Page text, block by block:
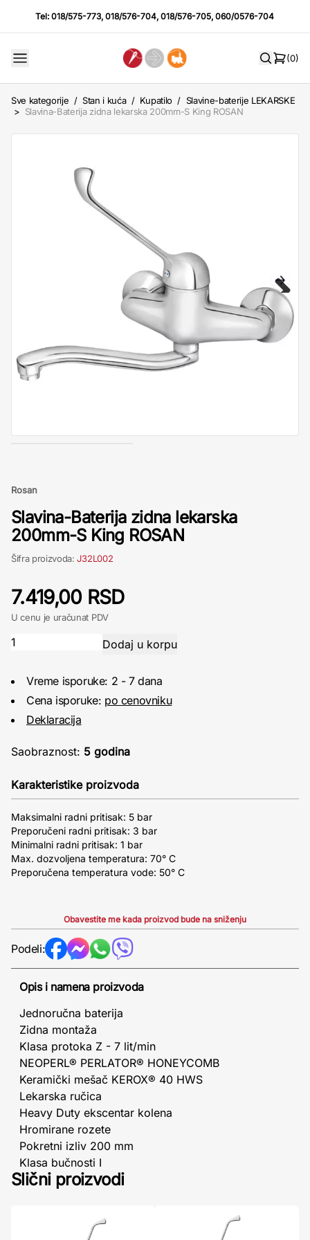
Tel:018/575-773,018/576-704,018/576-705,060/0576-704
(0)
Sve kategorije / Stan i kuća / Kupatilo / Slavine-baterije LEKARSKE
> Slavina-Baterija zidna lekarska 200mm-S King ROSAN
Rosan
Slavina-Baterija zidna lekarska
200mm-S King ROSAN
Šifra proizvoda:J32L002
7.419,00 RSD
U cenu je uračunat PDV
Vreme isporuke: 2 - 7 dana
Cena isporuke: po cenovniku
Deklaracija
Saobraznost: 5 godina
Karakteristike proizvoda
Maksimalni radni pritisak: 5 bar
Preporučeni radni pritisak: 3 bar
Minimalni radni pritisak: 1 bar
Max. dozvoljena temperatura: 70° C
Preporučena temperatura vode: 50° C
Obavestite me kada proizvod bude na sniženju
Podeli:
Opis i namena proizvoda
Jednoručna baterija
Zidna montaža
Klasa protoka Z - 7 lit/min
NEOPERL® PERLATOR® HONEYCOMB
Keramički mešač KEROX® 40 HWS
Lekarska ručica
Heavy Duty ekscentar kolena
Hromirane rozete
Pokretni izliv 200 mm
Klasa bučnosti I
Slični proizvodi